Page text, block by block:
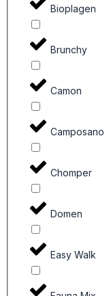
Bioplagen
Brunchy
Camon
Camposano
Chomper
Domen
Easy Walk